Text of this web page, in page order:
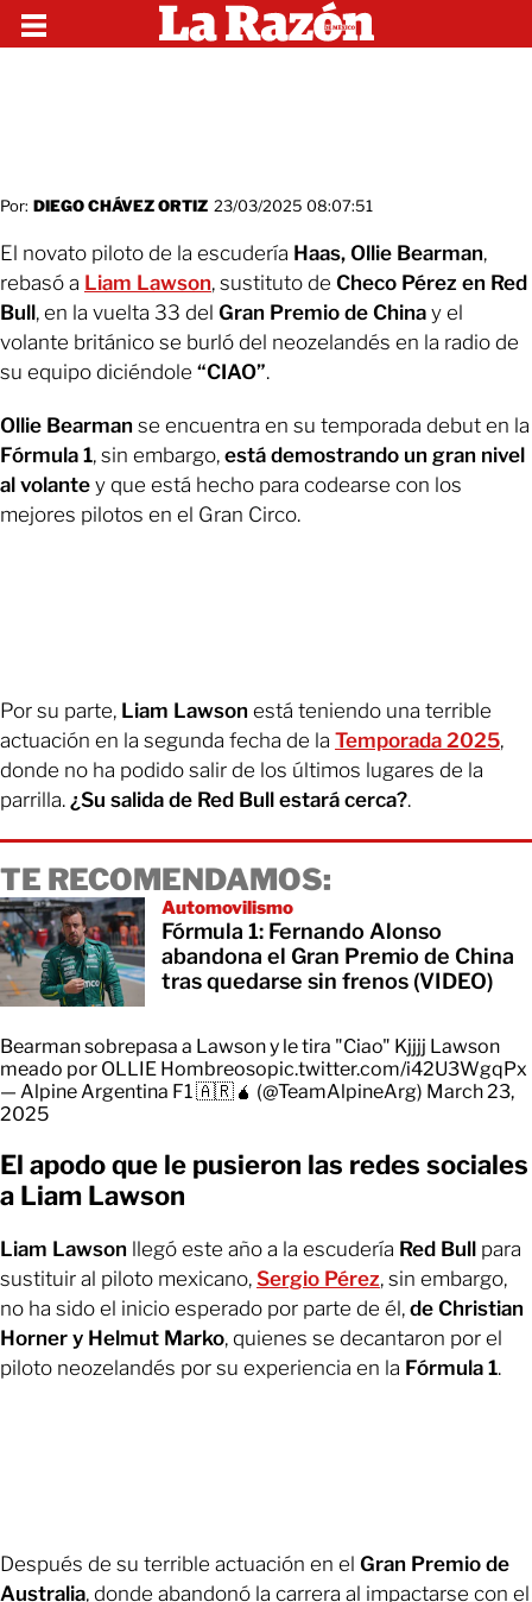
Por: DIEGO CHÁVEZ ORTIZ 23/03/2025 08:07:51
El novato piloto de la escudería Haas, Ollie Bearman,
rebasó a Liam Lawson, sustituto de Checo Pérez en Red
Bull, en la vuelta 33 del Gran Premio de China y el
volante británico se burló del neozelandés en la radio de
su equipo diciéndole “CIAO”.
Ollie Bearman se encuentra en su temporada debut en la
Fórmula 1, sin embargo, está demostrando un gran nivel
al volante y que está hecho para codearse con los
mejores pilotos en el Gran Circo.
Por su parte, Liam Lawson está teniendo una terrible
actuación en la segunda fecha de la Temporada 2025,
donde no ha podido salir de los últimos lugares de la
parrilla. ¿Su salida de Red Bull estará cerca?.
TE RECOMENDAMOS:
Automovilismo
Fórmula 1: Fernando Alonso
abandona el Gran Premio de China
tras quedarse sin frenos (VIDEO)
Bearman sobrepasa a Lawson y le tira "Ciao" Kjjjj Lawson
meado por OLLIE Hombreosopic.twitter.com/i42U3WgqPx
— Alpine Argentina F1 🇦🇷🧉 (@TeamAlpineArg) March 23,
2025
El apodo que le pusieron las redes sociales
a Liam Lawson
Liam Lawson llegó este año a la escudería Red Bull para
sustituir al piloto mexicano, Sergio Pérez, sin embargo,
no ha sido el inicio esperado por parte de él, de Christian
Horner y Helmut Marko, quienes se decantaron por el
piloto neozelandés por su experiencia en la Fórmula 1.
Después de su terrible actuación en el Gran Premio de
Australia, donde abandonó la carrera al impactarse con el